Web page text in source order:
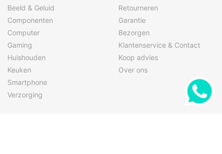
Afbeeldings
Optical Image Stabilization
Automatisch
scherpstellen
Beeldstabilisator
Cameraflitser
achterzijde
Beeld & Geluid
Componenten
Computer
Gaming
Huishouden
Keuken
Smartphone
Verzorging
Retourneren
Garantie
Bezorgen
Klantenservice & Contact
Koop advies
Over ons